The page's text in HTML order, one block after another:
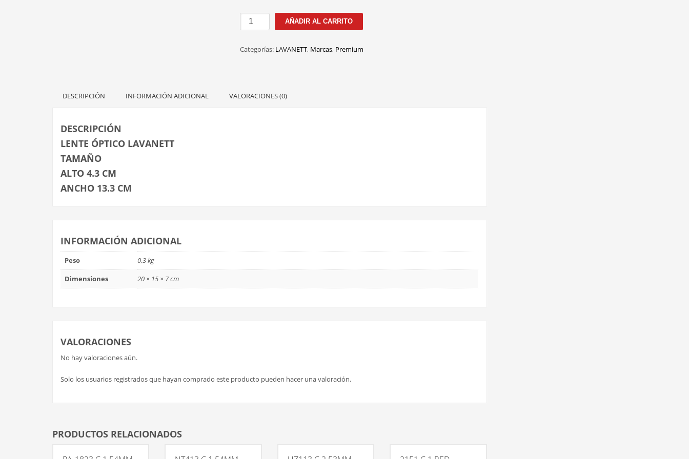
100212
C.3
cantidad
AÑADIR AL CARRITO
Categorías: LAVANETT, Marcas, Premium
DESCRIPCIÓN INFORMACIÓN ADICIONAL VALORACIONES (0)
DESCRIPCIÓN
LENTE ÓPTICO LAVANETT
TAMAÑO
ALTO 4.3 CM
ANCHO 13.3 CM
INFORMACIÓN ADICIONAL
Peso
0,3 kg
Dimensiones
20 × 15 × 7 cm
VALORACIONES
No hay valoraciones aún.
Solo los usuarios registrados que hayan comprado este producto pueden hacer una valoración.
PRODUCTOS RELACIONADOS